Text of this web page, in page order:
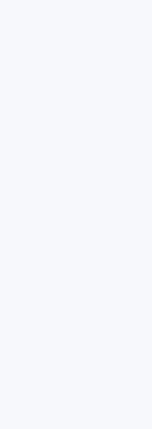
Accéder